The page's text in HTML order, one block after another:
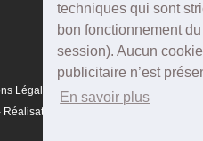
techniques qui sont
bon fonctionnement
session). Aucun
publicitaire n’est
En savoir plus
Légales
Réalisation :